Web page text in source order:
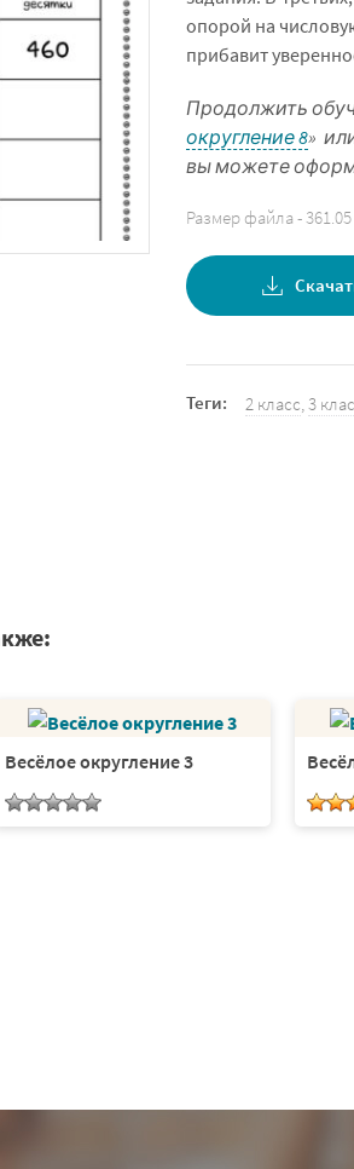
опорой на
прибавит
Продолжить
округление 8»
вы можете
Размер файла -
Теги: 2 класс,3
Весёлое округление 3